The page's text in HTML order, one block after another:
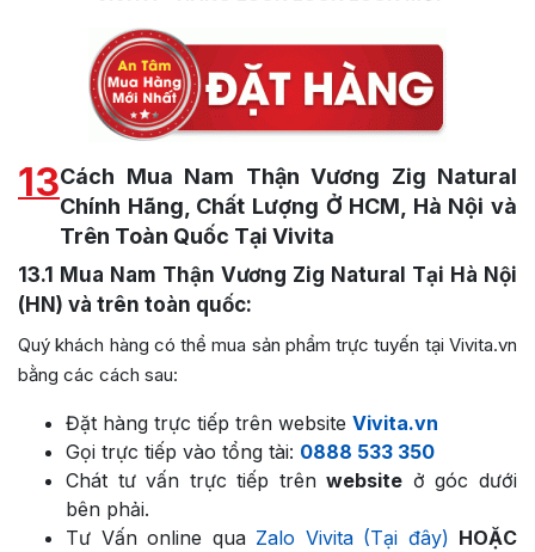
13Cách Mua Nam Thận Vương Zig Natural
Chính Hãng, Chất Lượng Ở HCM, Hà Nội và
Trên Toàn Quốc Tại Vivita
13.1 Mua Nam Thận Vương Zig Natural Tại Hà Nội
(HN) và trên toàn quốc:
Quý khách hàng có thể mua sản phẩm trực tuyến tại Vivita.vn
bằng các cách sau:
Đặt hàng trực tiếp trên website Vivita.vn
Gọi trực tiếp vào tổng tài: 0888 533 350
Chát tư vấn trực tiếp trênwebsite ở góc dưới
bên phải.
Tư Vấn online quaZalo Vivita (Tại đây) HOẶC